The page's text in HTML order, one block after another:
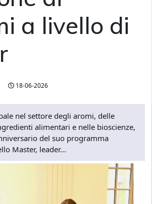
a livello di
18-06-2026
nel settore degli aromi, delle
alimentari e nelle bioscienze,
del suo programma
Master, leader...